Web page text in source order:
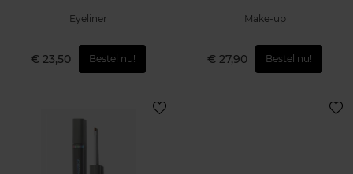
Eyeliner
€ 23,50 Bestel nu!
Make-up
€ 27,90 Bestel nu!